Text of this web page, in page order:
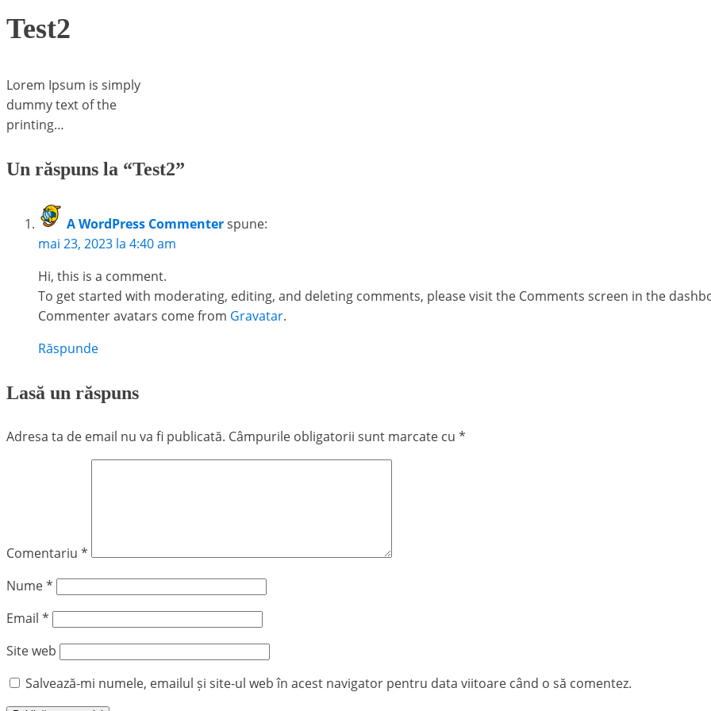
Test2
Lorem Ipsum is simply
dummy text of the
printing…
Un răspuns la “Test2”
A WordPress Commenterspune:
mai 23, 2023 la 4:40 am
Hi, this is a comment.
To get started with moderating, editing, and deleting comments, please visit the Comments screen in the
Commenter avatars come from Gravatar.
Răspunde
Lasă un răspuns
Adresa ta de email nu va fi publicată. Câmpurile obligatorii sunt marcate cu *
Comentariu *
Nume*
Email *
Site web
Salvează-mi numele, emailul și site-ul web în acest navigator pentru data viitoare când o să comentez.